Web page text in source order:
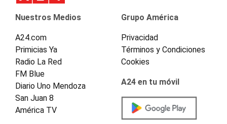
Nuestros Medios
A24.com
Primicias Ya
Radio La Red
FM Blue
Diario Uno Mendoza
San Juan 8
América TV
Grupo América
Privacidad
Términos y Condiciones
Cookies
A24 en tu móvil